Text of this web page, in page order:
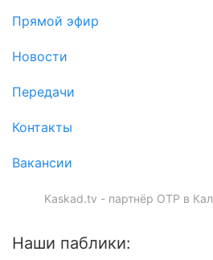
Прямой эфир
Новости
Передачи
Контакты
Вакансии
Kaskad.tv - партнёр ОТР в
Наши паблики: